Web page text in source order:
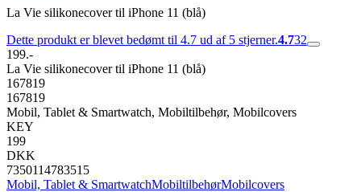
La Vie silikonecover til iPhone 11 (blå)
Dette produkt er blevet bedømt til 4.7 ud af 5 stjerner.4.732
199.-
La Vie silikonecover til iPhone 11 (blå)
167819
167819
Mobil, Tablet & Smartwatch, Mobiltilbehør, Mobilcovers
KEY
199
DKK
7350114783515
Mobil, Tablet & SmartwatchMobiltilbehørMobilcovers